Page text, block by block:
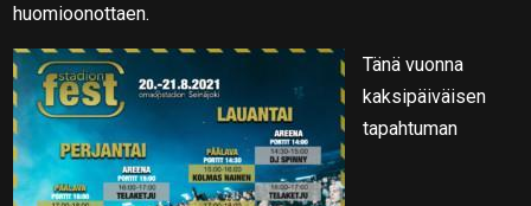
huomioonottaen.
Tänä vuonna
kaksipäiväisen
tapahtuman